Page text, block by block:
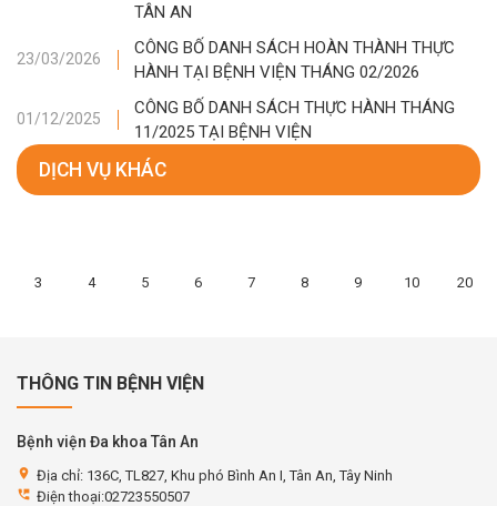
TÂN AN
23/03/2026
CÔNG BỐ DANH SÁCH HOÀN THÀNH THỰC
HÀNH TẠI BỆNH VIỆN THÁNG 02/2026
01/12/2025
CÔNG BỐ DANH SÁCH THỰC HÀNH THÁNG
11/2025 TẠI BỆNH VIỆN
DỊCH VỤ KHÁC
3 4 5 6 7 8 9 10 20
THÔNG TIN BỆNH VIỆN
Bệnh viện Đa khoa Tân An
location_on Địa chỉ: 136C, TL827, Khu phó Bình An I, Tân An, Tây Ninh
perm_phone_msg Điện thoại:02723550507